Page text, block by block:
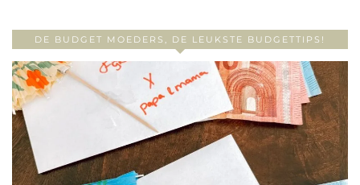
DE BUDGET MOEDERS, DE LEUKSTE BUDGETTIPS!